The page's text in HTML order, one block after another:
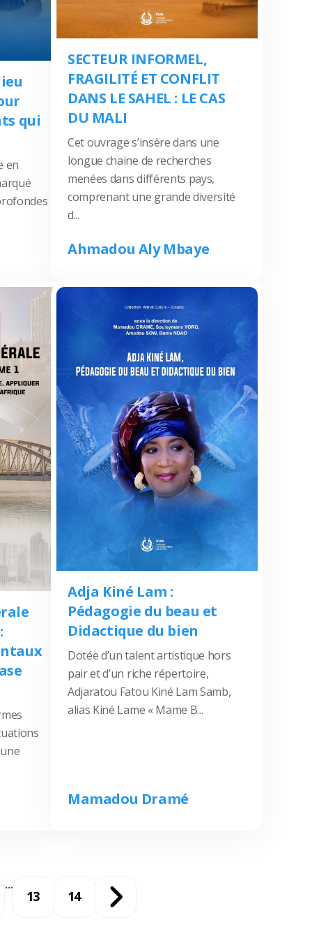
qui
en
SECTEUR INFORMEL,
FRAGILITÉ ET CONFLIT
DANS LE SAHEL : LE CAS
DU MALI
Cet ouvrage s’insère dans une
longue chaine de recherches
menées dans différents pays,
comprenant une grande diversité
d...
Ahmadou Aly Mbaye
Adja Kiné Lam :
Pédagogie du beau et
Didactique du bien
Dotée d’un talent artistique hors
pair et d’un riche répertoire,
Adjaratou Fatou Kiné Lam Samb,
alias Kiné Lame « Mame B...
Mamadou Dramé
...
13 14